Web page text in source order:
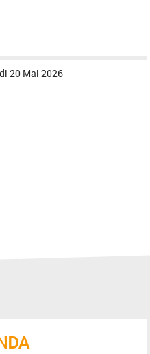
20 Mai 2026